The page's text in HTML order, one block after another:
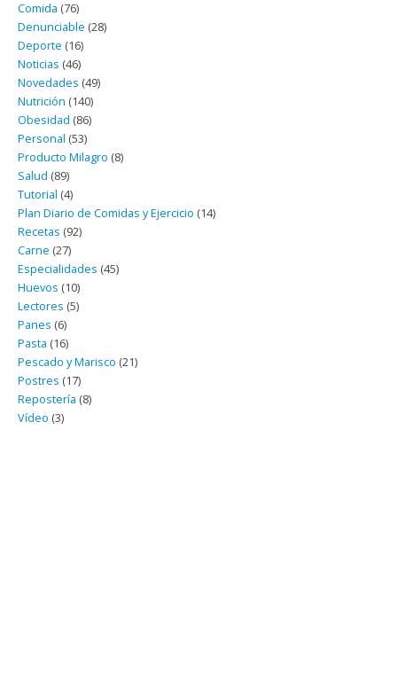
Comida (76)
Denunciable (28)
Deporte (16)
Noticias (46)
Novedades (49)
Nutrición (140)
Obesidad (86)
Personal (53)
Producto Milagro (8)
Salud (89)
Tutorial (4)
Plan Diario de Comidas y Ejercicio (14)
Recetas (92)
Carne (27)
Especialidades (45)
Huevos (10)
Lectores (5)
Panes (6)
Pasta (16)
Pescado y Marisco (21)
Postres (17)
Repostería (8)
Vídeo (3)